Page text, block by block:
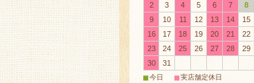
2
3 4 5 6 7
8
9
10 11 12 13 14
15
16
17 18 19 20 21
22
23
24 25 26 27 28
29
30
31
■今日 ■実店舗定休日